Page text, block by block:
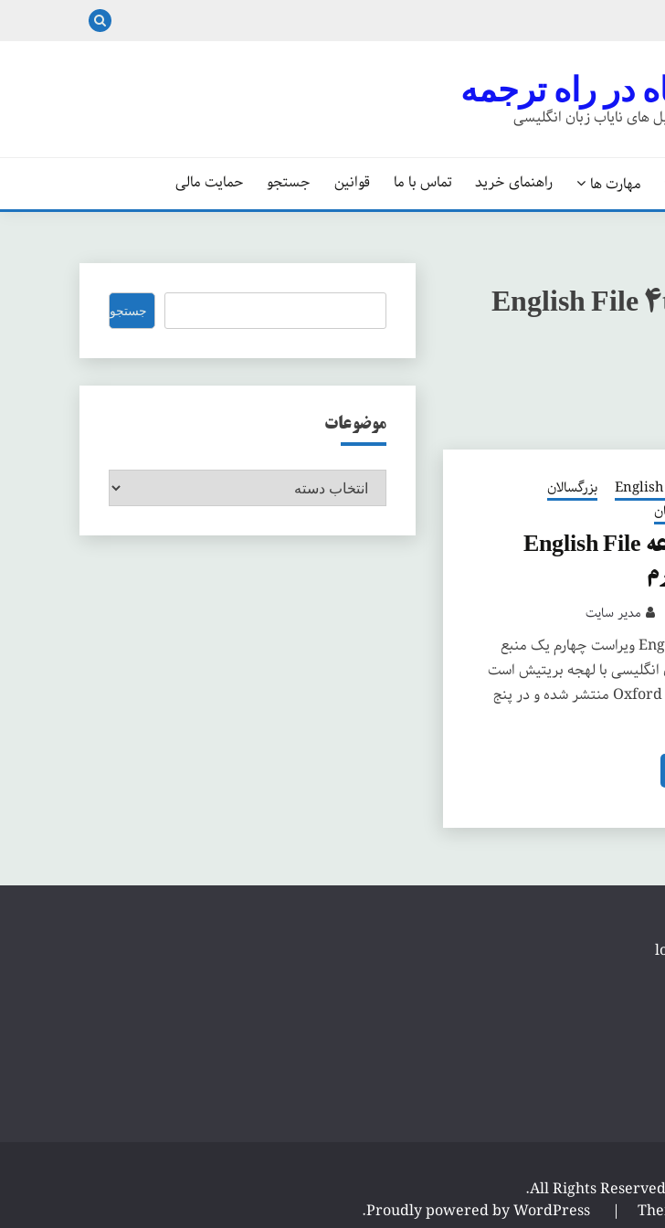
در راه ترجمه
های نایاب زبان انگلیسی
مهارت ها راهنمای خرید تماس با ما قوانین جستجو حمایت مالی
English File
بزرگسالان
دانلود مجموعه English File
مدیر سایت
مجموعه English File ویراست چهارم یک منبع
انگلیسی با لهجه بریتیش است
که توسط انتشارات Oxford منتشر شده و در پنج
جستجو جستجو
موضوعات
موضوعات
All Rights
Proudly powered by WordPress
|
.